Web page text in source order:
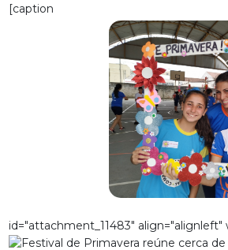
[caption
id="attachment_11483" align="alignleft"